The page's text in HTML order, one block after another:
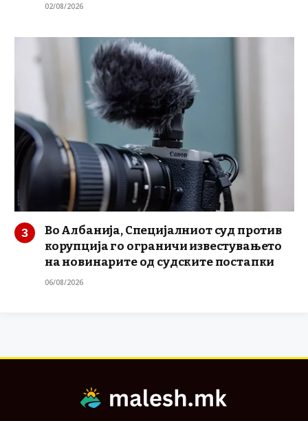
02/08/2026
Во Албанија, Специјалниот суд против
корупција го ограничи известувањето
на новинарите од судските постапки
06/08/2026